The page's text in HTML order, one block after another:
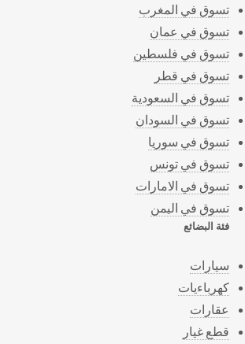
تسوق في المغرب
تسوق في عمان
تسوق في فلسطين
تسوق في قطر
تسوق في السعودية
تسوق في السودان
تسوق في سوريا
تسوق في تونس
تسوق في الامارات
تسوق في اليمن
فئة البضائع
سيارات
كهرباءيات
عقارات
قطع غيار